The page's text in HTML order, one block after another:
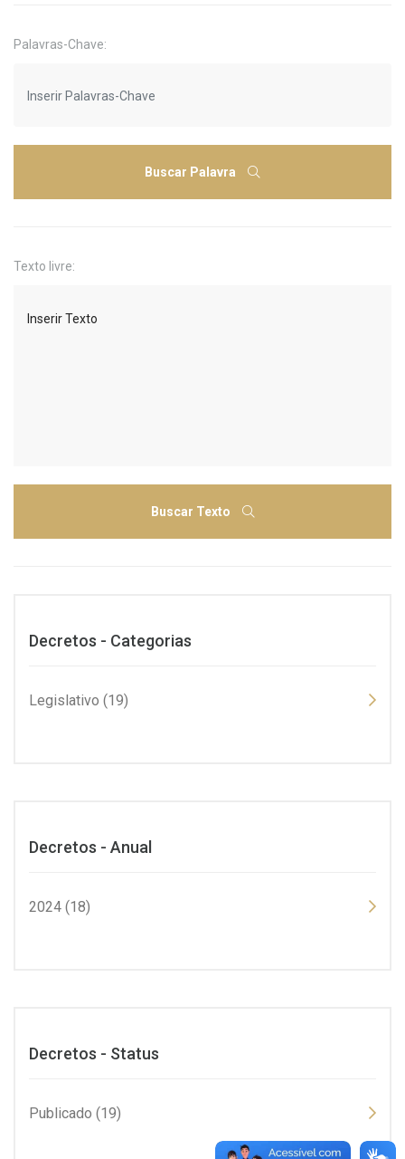
Palavras-Chave:
Buscar Palavra
Texto livre:
Buscar Texto
Decretos - Categorias
Legislativo (19)
Decretos - Anual
2024 (18)
Decretos - Status
Publicado (19)